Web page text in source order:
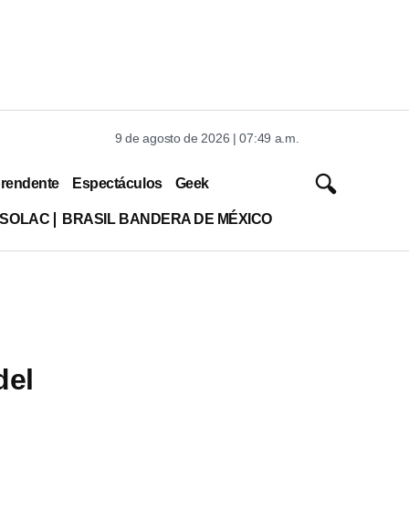
9 de agosto de 2026 | 07:49 a.m.
Espectáculos Geek
BRASIL BANDERA DE MÉXICO